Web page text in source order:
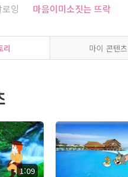
로잉 마음이미소짓는 뜨락
리 마이 콘텐츠
1:09